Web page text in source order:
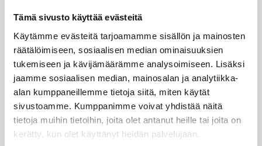
Tämä sivusto käyttää evästeitä
Käytämme evästeitä tarjoamamme sisällön ja mainosten
räätälöimiseen, sosiaalisen median ominaisuuksien
tukemiseen ja kävijämäärämme analysoimiseen. Lisäksi
jaamme sosiaalisen median, mainosalan ja analytiikka-
alan kumppaneillemme tietoja siitä, miten käytät
sivustoamme. Kumppanimme voivat yhdistää näitä
tietoja muihin tietoihin, joita olet antanut heille tai joita on
kerätty, kun olet käyttänyt heidän palvelujaan.
suhteutuu SDG-
asetukseen?
Data transmission
service
Kuinka tiedot
luovutetaan toisen
jäsenvaltion